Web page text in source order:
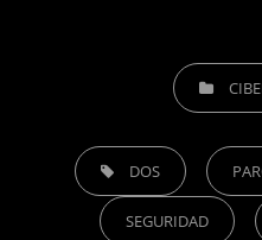
CATEGORÍAS
ETIQUETAS,DOS
SEGURIDAD